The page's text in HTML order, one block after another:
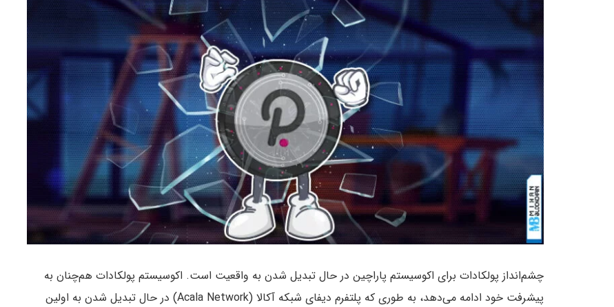
چشم‌انداز پولکادات برای اکوسیستم پاراچین در حال تبدیل شدن به واقعیت است. اکوسیستم پولکادات هم‌چنان به
پیشرفت خود ادامه می‌دهد، به طوری که پلتفرم دیفای شبکه آکالا (Acala Network) در حال تبدیل شدن به اولین